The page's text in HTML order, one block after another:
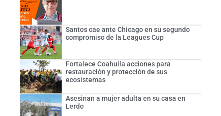
Santos cae ante Chicago en su segundo
compromiso de la Leagues Cup
Fortalece Coahuila acciones para
restauración y protección de sus
ecosistemas
Asesinan a mujer adulta en su casa en
Lerdo